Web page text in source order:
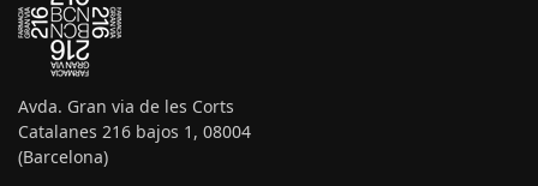
Avda. Gran via de les Corts
Catalanes 216 bajos 1, 08004
(Barcelona)